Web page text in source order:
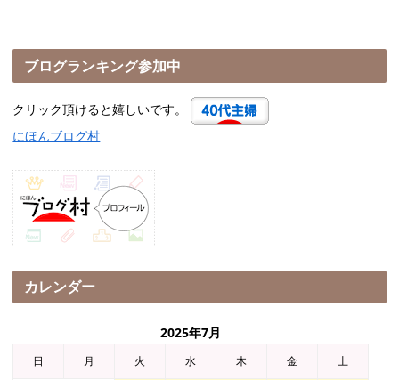
ブログランキング参加中
クリック頂けると嬉しいです。
にほんブログ村
カレンダー
2025年7月
日 月 火 水 木 金
土